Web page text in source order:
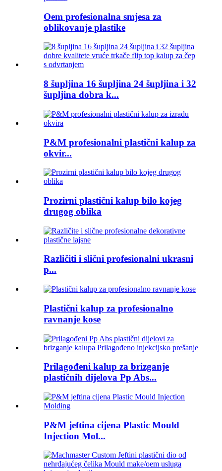
Oem profesionalna smjesa za
oblikovanje plastike
8 šupljina 16 šupljina 24 šupljina i 32
šupljina dobra k...
P&M profesionalni plastični kalup za
okvir...
Prozirni plastični kalup bilo kojeg
drugog oblika
Različiti i slični profesionalni ukrasni
p...
Plastični kalup za profesionalno
ravnanje kose
Prilagođeni kalup za brizganje
plastičnih dijelova Pp Abs...
P&M jeftina cijena Plastic Mould
Injection Mol...